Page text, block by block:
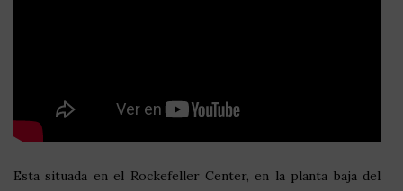
Esta situada en el Rockefeller Center, en la planta baja del